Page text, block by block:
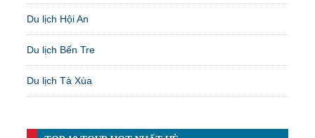
Du lịch Hội An
Du lịch Bến Tre
Du lịch Tà Xùa